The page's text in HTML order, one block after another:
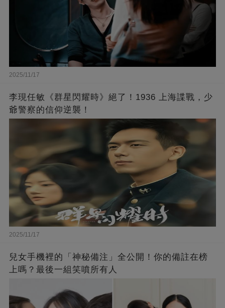
2025/11/17
李現任敏《群星閃耀時》絕了！1936 上海諜戰，少
爺警察的信仰逆襲！
2025/11/17
兒女手機裡的「神秘備注」全公開！你的備註在榜
上嗎？最後一組笑噴所有人